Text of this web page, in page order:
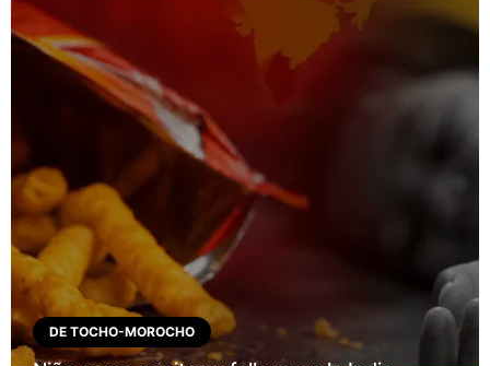
DE TOCHO-MOROCHO